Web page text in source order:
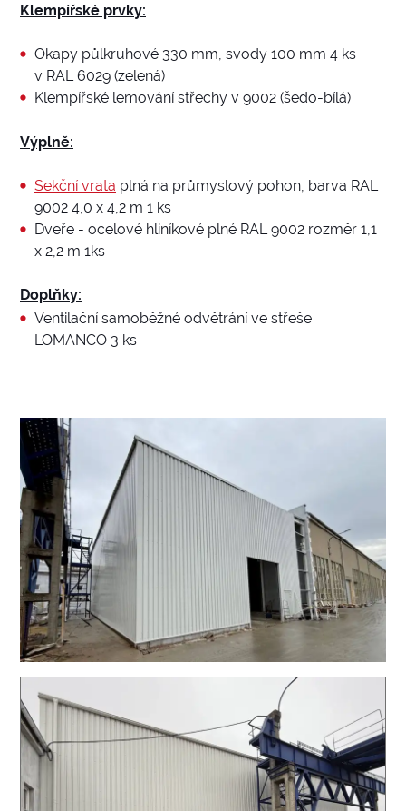
Klempířské prvky:
Okapy půlkruhové 330 mm, svody 100 mm 4 ks
v RAL 6029 (zelená)
Klempířské lemování střechy v 9002 (šedo-bílá)
Výplně:
Sekční vrata plná na průmyslový pohon, barva RAL
9002 4,0 x 4,2 m 1 ks
Dveře - ocelové hliníkové plné RAL 9002 rozměr 1,1
x 2,2 m 1ks
Doplňky:
Ventilační samoběžné odvětrání ve střeše
LOMANCO 3 ks